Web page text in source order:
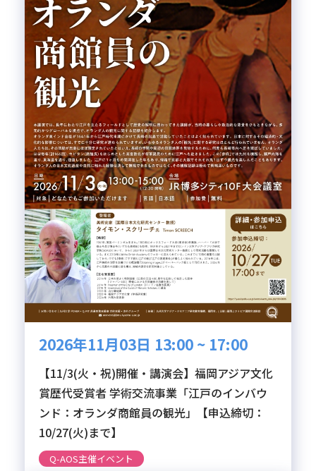
2026年11月03日 13:00 ~ 17:00
【11/3(火・祝)開催・講演会】福岡アジア文化
賞歴代受賞者 学術交流事業「江戸のインバウ
ンド：オランダ商館員の観光」【申込締切：
10/27(火)まで】
Q-AOS主催イベント